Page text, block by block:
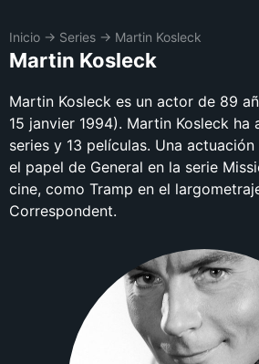
Inicio → Series → Martin Kosleck
Martin Kosleck
Martin Kosleck es un actor de 89
15 janvier 1994). Martin Kosleck ha
series y 13 películas. Una
el papel de General en la serie
cine, como Tramp en el
Correspondent.